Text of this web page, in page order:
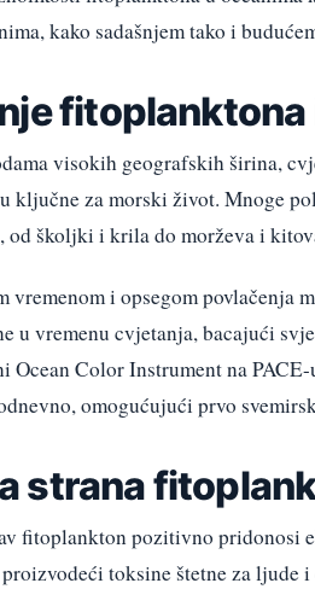
kako sadašnjem tako i
visokih geografskih širina,
ključne za morski život. Mnoge
školjki i krila do morževa i
vremenom i opsegom povlačenja
u vremenu cvjetanja, bacajući
Ocean Color Instrument na
omogućujući prvo
strana
fitoplankton pozitivno pridonosi
toksine štetne za ljude